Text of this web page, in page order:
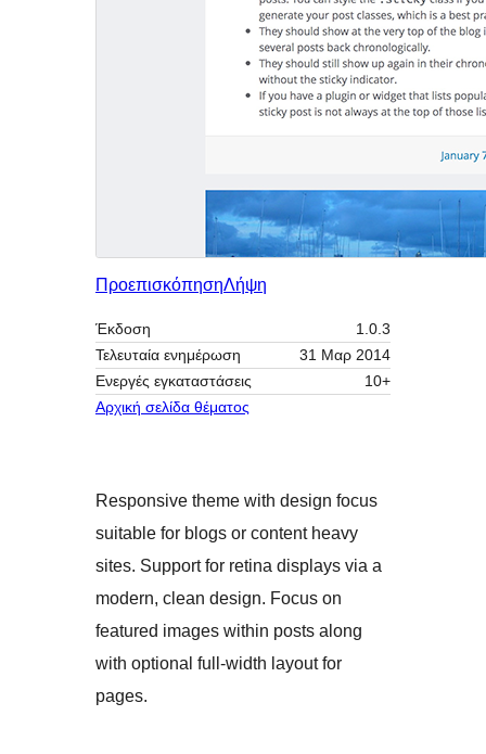
ΠροεπισκόπησηΛήψη
Έκδοση
1.0.3
Τελευταία ενημέρωση
31 Μαρ 2014
Ενεργές εγκαταστάσεις
10+
Αρχική σελίδα θέματος
Responsive theme with design focus
suitable for blogs or content heavy
sites. Support for retina displays via a
modern, clean design. Focus on
featured images within posts along
with optional full-width layout for
pages.